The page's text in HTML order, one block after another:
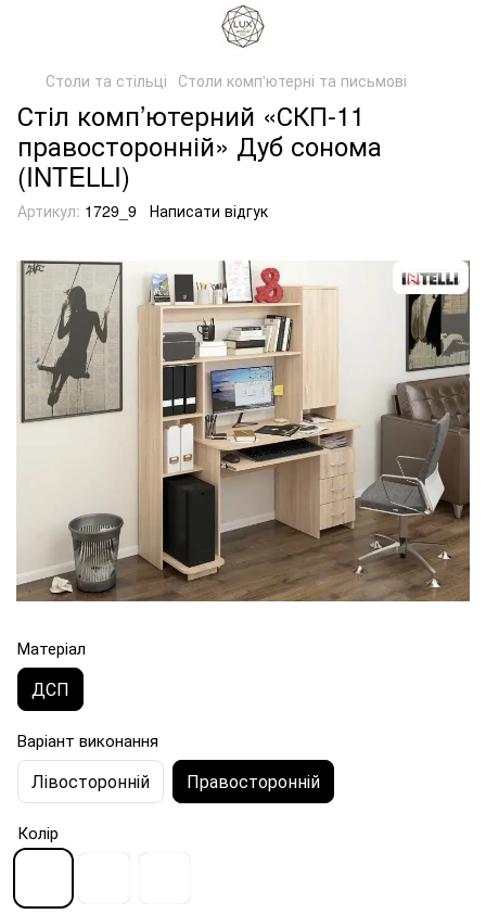
Столи та стільці Столи комп'ютерні та письмові
Стіл комп’ютерний «СКП-11
правосторонній» Дуб сонома
(INTELLI)
Артикул: 1729_9 Написати відгук
Матеріал
ДСП
Варіант виконання
Лівосторонній Правосторонній
Колір